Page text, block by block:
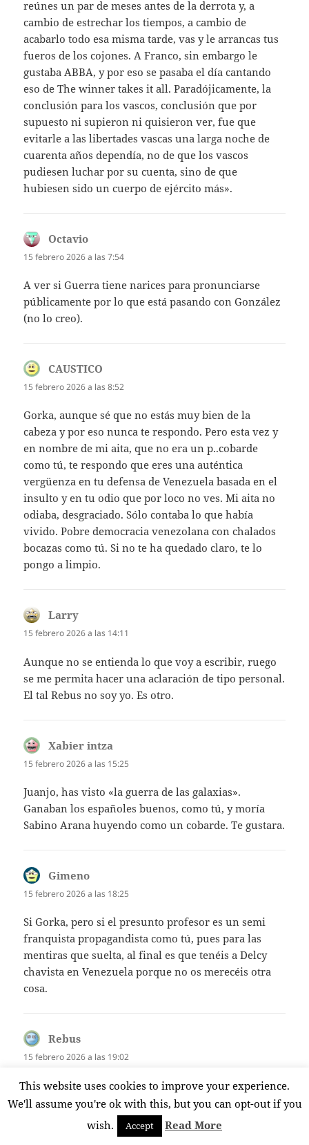
reúnes un par de meses antes de la derrota y, a
cambio de estrechar los tiempos, a cambio de
acabarlo todo esa misma tarde, vas y le arrancas tus
fueros de los cojones. A Franco, sin embargo le
gustaba ABBA, y por eso se pasaba el día cantando
eso de The winner takes it all. Paradójicamente, la
conclusión para los vascos, conclusión que por
supuesto ni supieron ni quisieron ver, fue que
evitarle a las libertades vascas una larga noche de
cuarenta años dependía, no de que los vascos
pudiesen luchar por su cuenta, sino de que
hubiesen sido un cuerpo de ejército más».
Octavio
15 febrero 2026 a las 7:54
A ver si Guerra tiene narices para pronunciarse
públicamente por lo que está pasando con González
(no lo creo).
CAUSTICO
15 febrero 2026 a las 8:52
Gorka, aunque sé que no estás muy bien de la
cabeza y por eso nunca te respondo. Pero esta vez y
en nombre de mi aita, que no era un p..cobarde
como tú, te respondo que eres una auténtica
vergüenza en tu defensa de Venezuela basada en el
insulto y en tu odio que por loco no ves. Mi aita no
odiaba, desgraciado. Sólo contaba lo que había
vivido. Pobre democracia venezolana con chalados
bocazas como tú. Si no te ha quedado claro, te lo
pongo a limpio.
Larry
15 febrero 2026 a las 14:11
Aunque no se entienda lo que voy a escribir, ruego
se me permita hacer una aclaración de tipo personal.
El tal Rebus no soy yo. Es otro.
Xabier intza
15 febrero 2026 a las 15:25
Juanjo, has visto «la guerra de las galaxias».
Ganaban los españoles buenos, como tú, y moría
Sabino Arana huyendo como un cobarde. Te gustara.
Gimeno
15 febrero 2026 a las 18:25
Si Gorka, pero si el presunto profesor es un semi
franquista propagandista como tú, pues para las
mentiras que suelta, al final es que tenéis a Delcy
chavista en Venezuela porque no os merecéis otra
cosa.
Rebus
15 febrero 2026 a las 19:02
Confirmo, no soy Larry.
This website uses cookies to improve your experience.
We'll assume you're ok with this, but you can opt-out if you
wish.
Accept Read More